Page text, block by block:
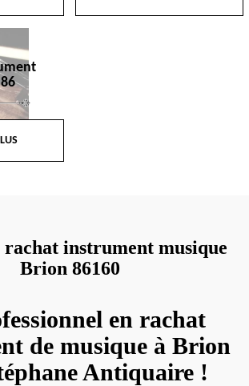
instrument musique
Brion 86160
en rachat
de musique à Brion
Antiquaire !